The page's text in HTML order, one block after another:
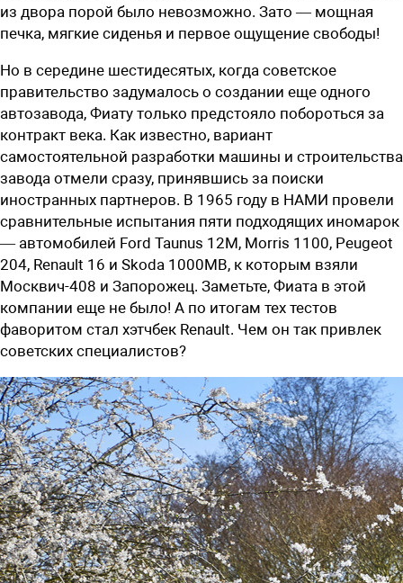
из двора порой было невозможно. Зато — мощная
печка, мягкие сиденья и первое ощущение свободы!
Но в середине шестидесятых, когда советское
правительство задумалось о создании еще одного
автозавода, Фиату только предстояло побороться за
контракт века. Как известно, вариант
самостоятельной разработки машины и строительства
завода отмели сразу, принявшись за поиски
иностранных партнеров. В 1965 году в НАМИ провели
сравнительные испытания пяти подходящих иномарок
— автомобилей Ford Taunus 12M, Morris 1100, Peugeot
204, Renault 16 и Skoda 1000MB, к которым взяли
Москвич-408 и Запорожец. Заметьте, Фиата в этой
компании еще не было! А по итогам тех тестов
фаворитом стал хэтчбек Renault. Чем он так привлек
советских специалистов?